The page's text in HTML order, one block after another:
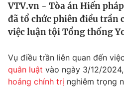
Thế giới
Tin tức
Câu chuyện quốc tế
Kinh tế
Tài chính
Thị trường
Dữ liệu và đời sống
VTV.vn - Tòa án Hiến
đã tổ chức phiên điều trần
việc luận tội Tổng thống
Vụ điều trần liên quan đến
quân luật vào ngày 3/12/
hoảng chính trị nghiêm trọng